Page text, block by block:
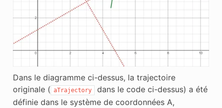
Dans le diagramme ci-dessus, la trajectoire
originale ( aTrajectory
dans le code ci-dessus) a été
définie dans le système de coordonnées A,